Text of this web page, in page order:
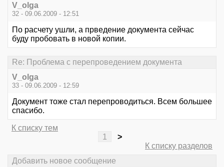
V_olga
32 - 09.06.2009 - 12:51
По расчету ушли, а прведение документа сейчас
буду пробовать в новой копии.
Re: Проблема с перепроведением документа
V_olga
33 - 09.06.2009 - 12:59
Документ тоже стал перепроводиться. Всем большее
спасибо.
К списку тем
1
>
К списку разделов
Добавить новое сообщение